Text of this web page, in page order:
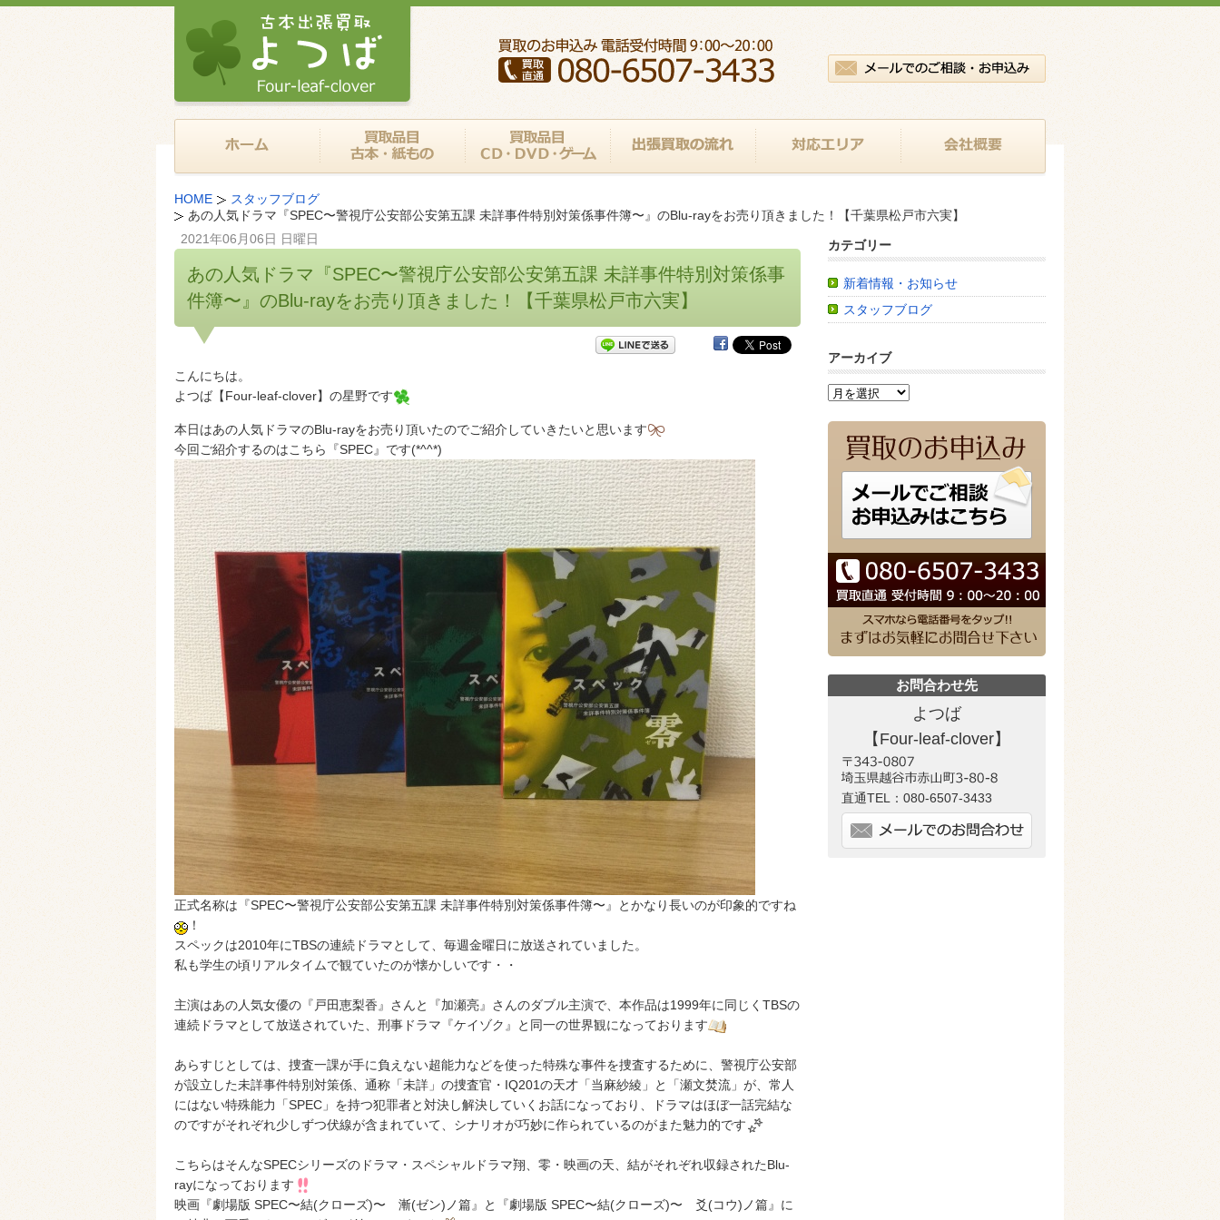
HOME
スタッフブログ
あの人気ドラマ『SPEC〜警視庁公安部公安第五課 未詳事件特別対策係事件簿〜』のBlu‐rayをお売り頂きました！【千葉県松戸市六実】
2021年06月06日 日曜日
あの人気ドラマ『SPEC〜警視庁公安部公安第五課 未詳事件特別対策係事
件簿〜』のBlu‐rayをお売り頂きました！【千葉県松戸市六実】
こんにちは。
よつば【Four-leaf-clover】の星野です
本日はあの人気ドラマのBlu‐rayをお売り頂いたのでご紹介していきたいと思います
今回ご紹介するのはこちら『SPEC』です(*^^*)
正式名称は『SPEC〜警視庁公安部公安第五課 未詳事件特別対策係事件簿〜』とかなり長いのが印象的ですね
！
スペックは2010年にTBSの連続ドラマとして、毎週金曜日に放送されていました。
私も学生の頃リアルタイムで観ていたのが懐かしいです・・
主演はあの人気女優の『戸田恵梨香』さんと『加瀬亮』さんのダブル主演で、本作品は1999年に同じくTBSの
連続ドラマとして放送されていた、刑事ドラマ『ケイゾク』と同一の世界観になっております
あらすじとしては、捜査一課が手に負えない超能力などを使った特殊な事件を捜査するために、警視庁公安部
が設立した未詳事件特別対策係、通称「未詳」の捜査官・IQ201の天才「当麻紗綾」と「瀬文焚流」が、常人
にはない特殊能力「SPEC」を持つ犯罪者と対決し解決していくお話になっており、ドラマはほぼ一話完結な
のですがそれぞれ少しずつ伏線が含まれていて、シナリオが巧妙に作られているのがまた魅力的です
こちらはそんなSPECシリーズのドラマ・スペシャルドラマ翔、零・映画の天、結がそれぞれ収録されたBlu‐
rayになっております
映画『劇場版 SPEC〜結(クローズ)〜 漸(ゼン)ノ篇』と『劇場版 SPEC〜結(クローズ)〜 爻(コウ)ノ篇』に
カテゴリー
新着情報・お知らせ
スタッフブログ
アーカイブ
お問合わせ先
よつば
【Four-leaf-clover】
直通TEL： 080-6507-3433